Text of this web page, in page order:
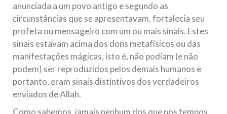
anunciada a um povo antigo e segundo as
circunstâncias que se apresentavam, fortalecia seu
profeta ou mensageiro com um ou mais sinais. Estes
sinais estavam acima dos dons metafísicos ou das
manifestações mágicas, isto é, não podiam (e não
podem) ser reproduzidos pelos demais humanos e
portanto, eram sinais distintivos dos verdadeiros
enviados de Allah.
Como sabemos, jamais nenhum dos que nos tempos